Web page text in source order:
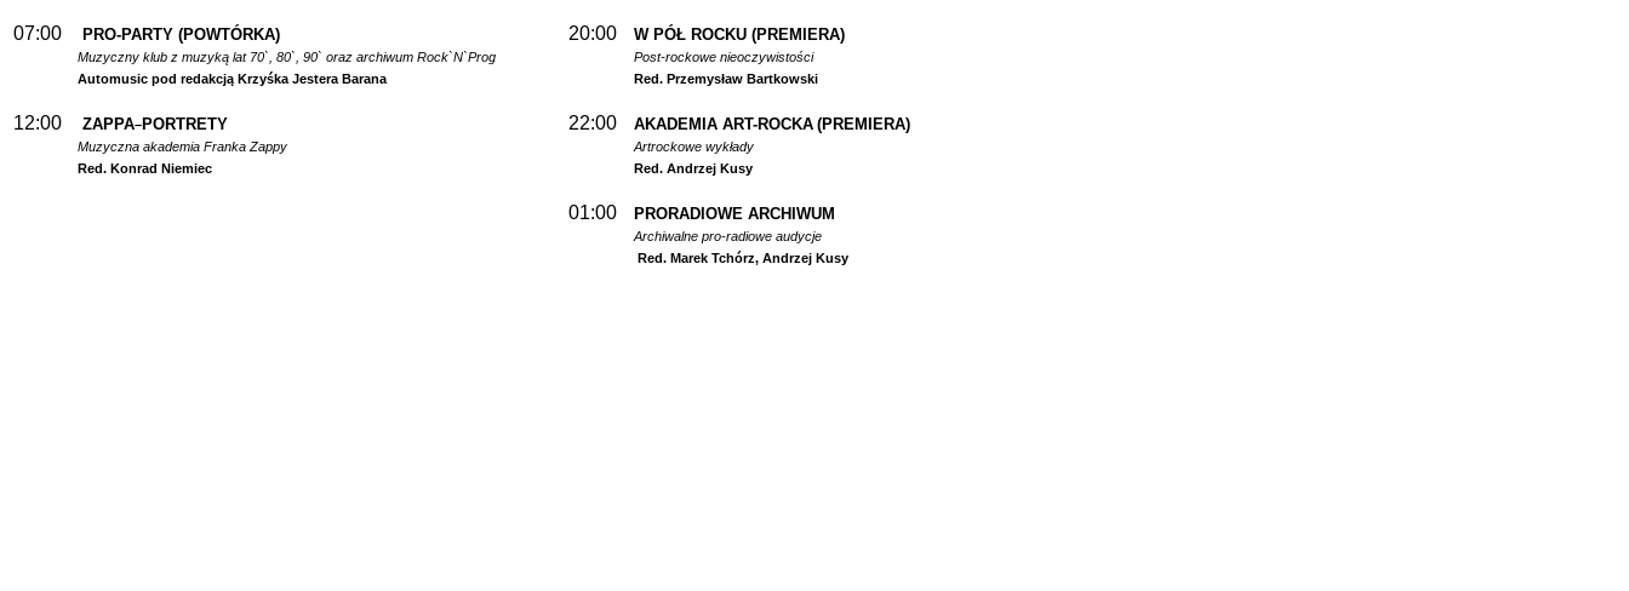
07:00 PRO-PARTY (POWTÓRKA)
Muzyczny klub z muzyką lat 70`, 80`, 90` oraz archiwum Rock`N`Prog
Automusic pod redakcją Krzyśka Jestera Barana
20:00 W PÓŁ ROCKU (PREMIERA)
Post-rockowe nieoczywistości
Red. Przemysław Bartkowski
12:00 ZAPPA–PORTRETY
Muzyczna akademia Franka Zappy
Red. Konrad Niemiec
22:00 AKADEMIA ART-ROCKA (PREMIERA)
Artrockowe wykłady
Red. Andrzej Kusy
01:00 PRORADIOWE ARCHIWUM
Archiwalne pro-radiowe audycje
Red. Marek Tchórz, Andrzej Kusy